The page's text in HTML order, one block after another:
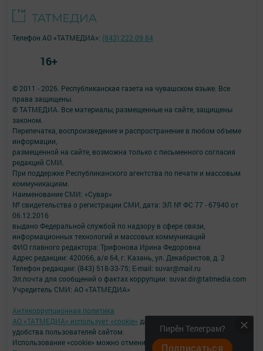
Пирӗн Телеграм?
Подписаться
© 2011 - 2026. Республиканская газета на чувашском языке. Все
права защищены.
© ТАТМЕДИА. Все материалы, размещенные на сайте, защищены
законом.
Перепечатка, воспроизведение и распространение в любом объеме
информации,
размещенной на сайте, возможна только с письменного согласия
редакций СМИ.
При поддержке Республиканского агентства по печати и массовым
коммуникациям.
Наименование СМИ: «Сувар»
№ свидетельства о регистрации СМИ, дата: ЭЛ № ФС 77 - 67940 от
06.12.2016
выдано Федеральной службой по надзору в сфере связи,
информационных технологий и массовых коммуникаций
ФИО главного редактора: Трифонова Ирина Федоровна
Адрес редакции: 420066, а/я 64, г. Казань, ул. Декабристов, д. 2
Телефон редакции: (843) 518-33-75; E-mail: suvar@mail.ru
Эл.почта для сообщений о фактах коррупции: suvar.dir@tatmedia.com
Учредитель СМИ: АО «ТАТМЕДИА»
Антикоррупционная политика
АО «ТАТМЕДИА» использует «cookie» для персонализации сервисов и
удобства пользователей сайтом.
Использование «cookie» можно отменить в настройках браузера.
Телефон АО «ТАТМЕДИА»: (843) 222 09 84
16+